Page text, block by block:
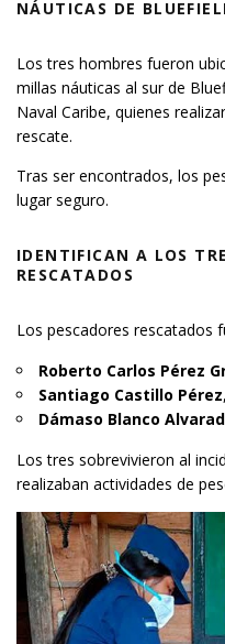
NÁUTICAS DE
Los tres hombres fueron
millas náuticas al sur de
Naval Caribe, quienes
rescate.
Tras ser encontrados, los
lugar seguro.
IDENTIFICAN A LOS
RESCATADOS
Los pescadores rescatados
Roberto Carlos Pérez
Santiago Castillo Pérez
Dámaso Blanco
Los tres sobrevivieron al
realizaban actividades de